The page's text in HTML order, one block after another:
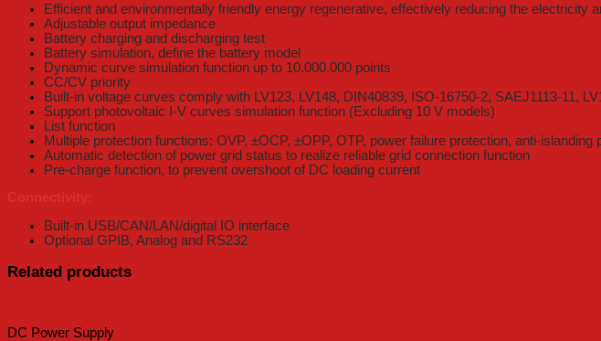
Efficient and environmentally friendly energy regenerative, effectively reducing the electricity
Adjustable output impedance
Battery charging and discharging test
Battery simulation, define the battery model
Dynamic curve simulation function up to 10.000.000 points
CC/CV priority
Built-in voltage curves comply with LV123, LV148, DIN40839, ISO-16750-2, SAEJ1113-11,
Support photovoltaic I-V curves simulation function (Excluding 10 V models)
List function
Multiple protection functions: OVP, ±OCP, ±OPP, OTP, power failure protection, anti-islanding
Automatic detection of power grid status to realize reliable grid connection function
Pre-charge function, to prevent overshoot of DC loading current
Built-in USB/CAN/LAN/digital IO interface
Optional GPIB, Analog and RS232
Related products
DC Power Supply